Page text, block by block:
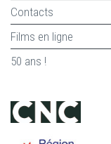
Contacts
Films en ligne
50 ans !